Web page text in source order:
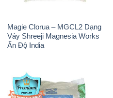
Magie Clorua – MGCL2 Dạng
Vảy Shreeji Magnesia Works
Ấn Độ India